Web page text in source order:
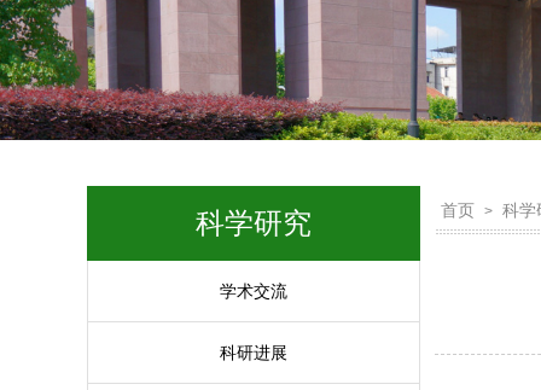
科学研究
学术交流
科研进展
首页 > 科学